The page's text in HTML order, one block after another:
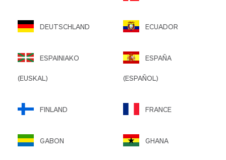
DEUTSCHLAND ECUADOR
ESPAINIAKO
(EUSKAL)
ESPAÑA
(ESPAÑOL)
FINLAND FRANCE
GABON GHANA